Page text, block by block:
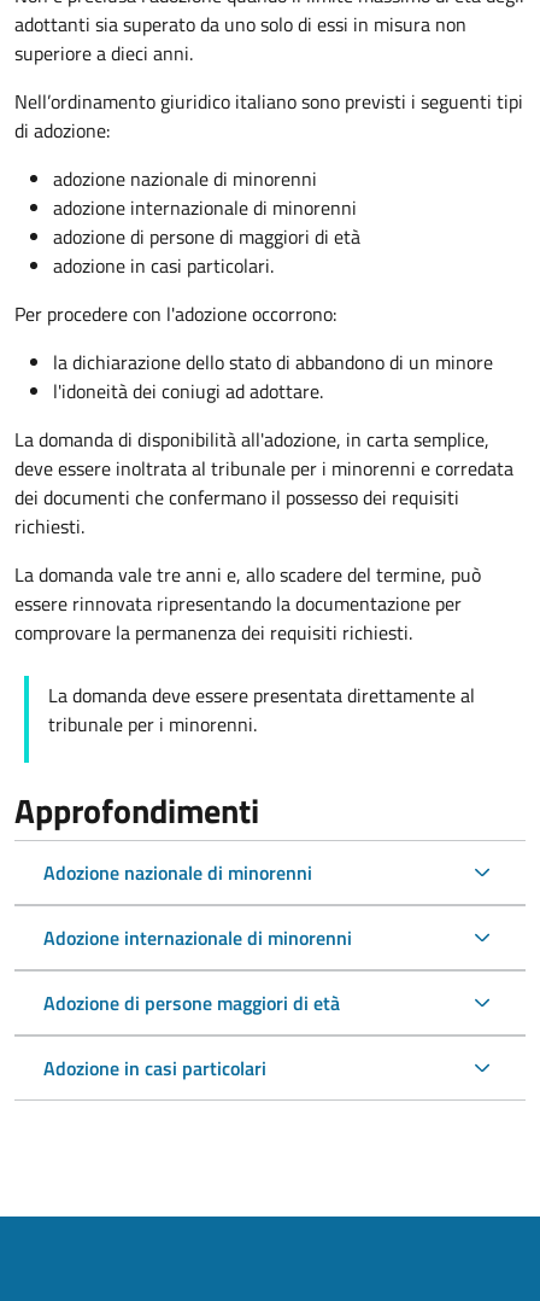
adottanti sia superato da uno solo di essi in misura non
superiore a dieci anni.
Nell’ordinamento giuridico italiano sono previsti i seguenti tipi
di adozione:
adozione nazionale di minorenni
adozione internazionale di minorenni
adozione di persone di maggiori di età
adozione in casi particolari.
Per procedere con l'adozione occorrono:
la dichiarazione dello stato di abbandono di un minore
l'idoneità dei coniugi ad adottare.
La domanda di disponibilità all'adozione, in carta semplice,
deve essere inoltrata al tribunale per i minorenni e corredata
dei documenti che confermano il possesso dei requisiti
richiesti.
La domanda vale tre anni e, allo scadere del termine, può
essere rinnovata ripresentando la documentazione per
comprovare la permanenza dei requisiti richiesti.
La domanda deve essere presentata direttamente al
tribunale per i minorenni.
Approfondimenti
Adozione nazionale di minorenni
Adozione internazionale di minorenni
Adozione di persone maggiori di età
Adozione in casi particolari